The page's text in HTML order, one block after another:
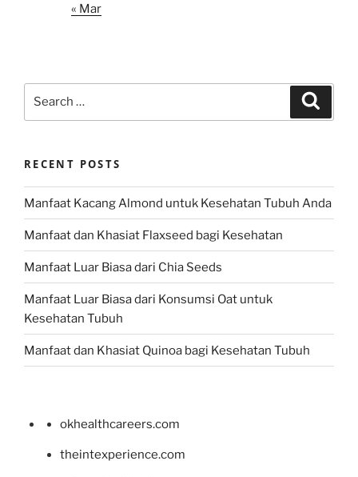
« Mar
RECENT POSTS
Manfaat Kacang Almond untuk Kesehatan Tubuh Anda
Manfaat dan Khasiat Flaxseed bagi Kesehatan
Manfaat Luar Biasa dari Chia Seeds
Manfaat Luar Biasa dari Konsumsi Oat untuk
Kesehatan Tubuh
Manfaat dan Khasiat Quinoa bagi Kesehatan Tubuh
okhealthcareers.com
theintexperience.com